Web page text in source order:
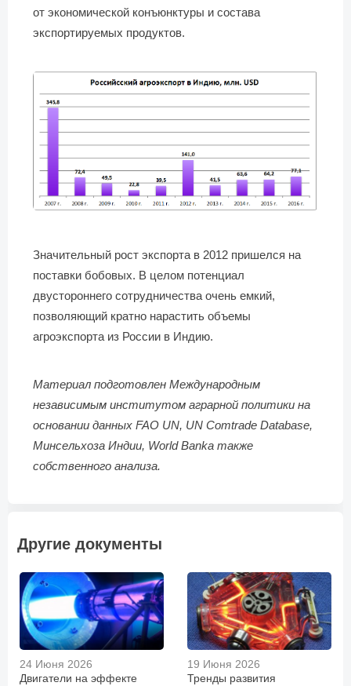
от экономической конъюнктуры и состава
экспортируемых продуктов.
Значительный рост экспорта в 2012 пришелся на
поставки бобовых. В целом потенциал
двустороннего сотрудничества очень емкий,
позволяющий кратно нарастить объемы
агроэкспорта из России в Индию.
Материал подготовлен Международным
независимым институтом аграрной политики на
основании данных FAO UN, UN Comtrade Database,
Минсельхоза Индии, World Bankа также
собственного анализа.
Другие документы
24 Июня 2026
Двигатели на эффекте
19 Июня 2026
Тренды развития